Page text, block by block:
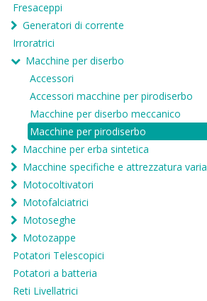
Fresaceppi
Generatori di corrente
Irroratrici
Macchine per diserbo
Accessori
Accessori macchine per pirodiserbo
Macchine per diserbo meccanico
Macchine per pirodiserbo
Macchine per erba sintetica
Macchine specifiche e attrezzatura varia
Motocoltivatori
Motofalciatrici
Motoseghe
Motozappe
Potatori Telescopici
Potatori a batteria
Reti Livellatrici